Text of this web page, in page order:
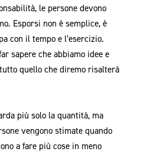
le persone devono
Esporsi non è semplice, è
con il tempo e l’esercizio.
sapere che abbiamo idee e
quello che diremo risalterà
più solo la quantità, ma
vengono stimate quando
a fare più cose in meno